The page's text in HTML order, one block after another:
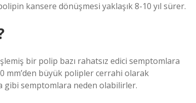
kansere dönüşmesi yaklaşık 8-10 yıl sürer.
bir polip bazı rahatsız edici semptomlara
mm’den büyük polipler cerrahi olarak
gibi semptomlara neden olabilirler.